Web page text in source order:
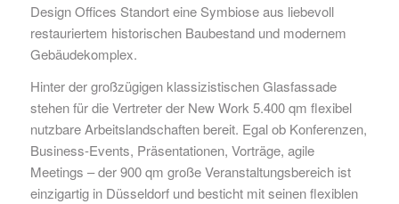
Design Offices Standort eine Symbiose aus liebevoll
restauriertem historischen Baubestand und modernem
Gebäudekomplex.
Hinter der großzügigen klassizistischen Glasfassade
stehen für die Vertreter der New Work 5.400 qm flexibel
nutzbare Arbeitslandschaften bereit. Egal ob Konferenzen,
Business-Events, Präsentationen, Vorträge, agile
Meetings – der 900 qm große Veranstaltungsbereich ist
einzigartig in Düsseldorf und besticht mit seinen flexiblen